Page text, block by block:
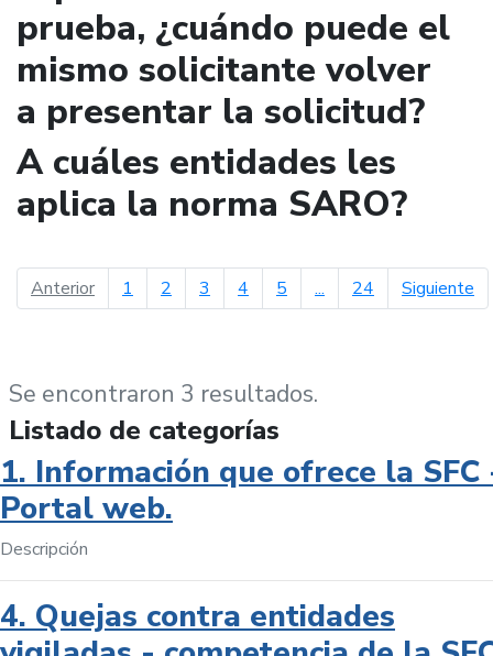
prueba, ¿cuándo puede el
mismo solicitante volver
a presentar la solicitud?
A cuáles entidades les
aplica la norma SARO?
Anteriorpágina anterior
1 2 3 4 5 ... 24 Siguiente
Se encontraron 3 resultados.
Listado de categorías
1. Información que ofrece la SFC
Portal web.
Descripción
4. Quejas contra entidades